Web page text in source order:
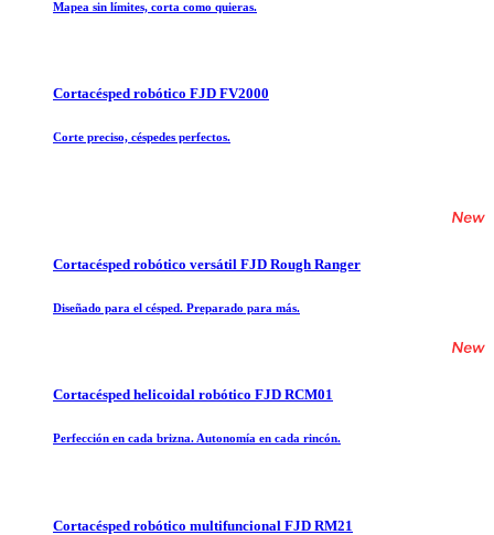
Mapea sin límites, corta como quieras.
Cortacésped robótico FJD FV2000
Corte preciso, céspedes perfectos.
Cortacésped robótico versátil FJD Rough Ranger
Diseñado para el césped. Preparado para más.
Cortacésped helicoidal robótico FJD RCM01
Perfección en cada brizna. Autonomía en cada rincón.
Cortacésped robótico multifuncional FJD RM21